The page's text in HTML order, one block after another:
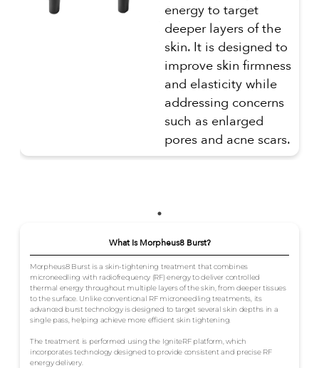
energy to target
deeper layers of the
skin. It is designed to
improve skin firmness
and elasticity while
addressing concerns
such as enlarged
pores and acne scars.
What Is Morpheus8 Burst?
Morpheus8 Burst is a skin-tightening treatment that combines
microneedling with radiofrequency (RF) energy to deliver controlled
thermal energy throughout multiple layers of the skin, from deeper tissues
to the surface. Unlike conventional RF microneedling treatments, its
advanced burst technology is designed to target several skin depths in a
single pass, helping achieve more efficient skin tightening.
The treatment is performed using the IgniteRF platform, which
incorporates technology designed to provide consistent and precise RF
energy delivery.